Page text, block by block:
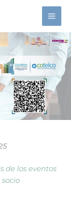
de los eventos